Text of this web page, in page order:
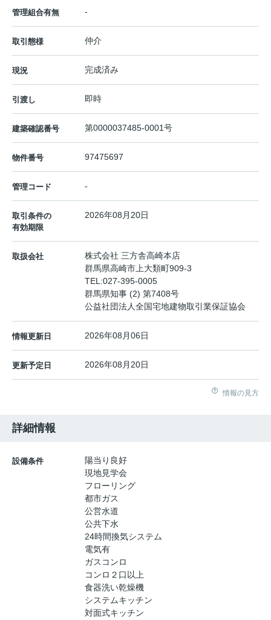
管理組合有無 -
取引態様 仲介
現況 完成済み
引渡し 即時
建築確認番号 第0000037485-0001号
物件番号 97475697
管理コード -
取引条件の
有効期限
2026年08月20日
取扱会社
株式会社 三方舎高崎本店
群馬県高崎市上大類町909-3
TEL:027-395-0005
群馬県知事 (2) 第7408号
公益社団法人全国宅地建物取引業保証協会
情報更新日 2026年08月06日
更新予定日 2026年08月20日
情報の見方
詳細情報
設備条件
陽当り良好
現地見学会
フローリング
都市ガス
公営水道
公共下水
24時間換気システム
電気有
ガスコンロ
コンロ２口以上
食器洗い乾燥機
システムキッチン
対面式キッチン